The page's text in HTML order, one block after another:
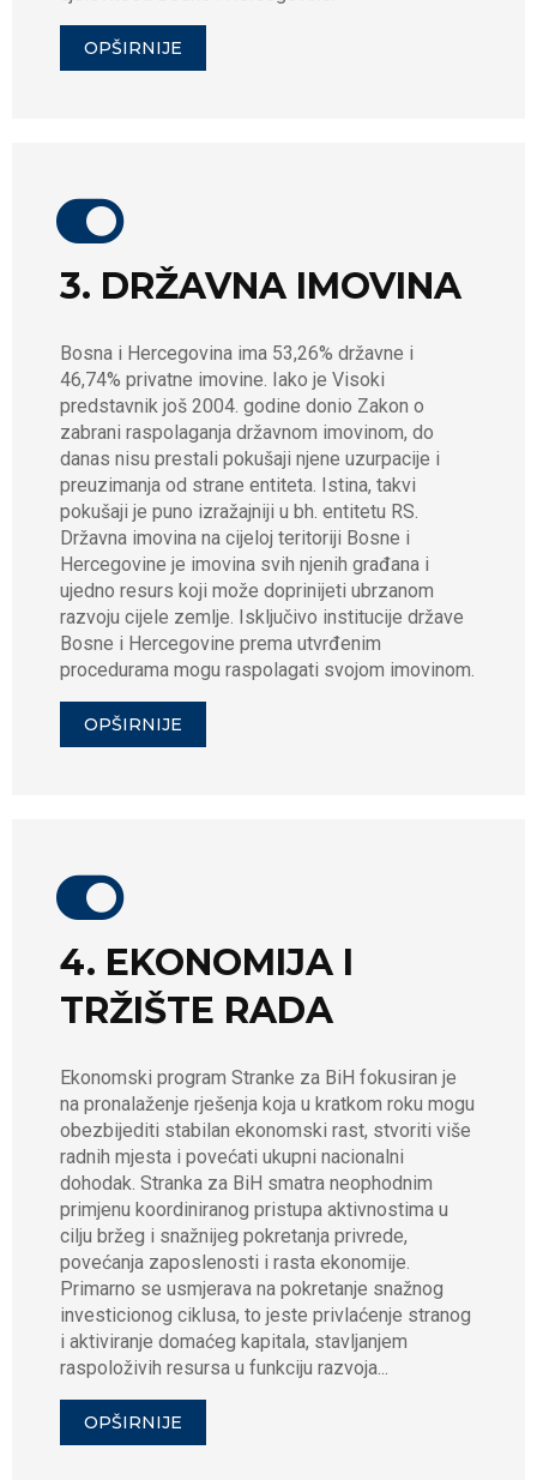
OPŠIRNIJE
3. DRŽAVNA IMOVINA
Bosna i Hercegovina ima 53,26% državne i
46,74% privatne imovine. Iako je Visoki
predstavnik još 2004. godine donio Zakon o
zabrani raspolaganja državnom imovinom, do
danas nisu prestali pokušaji njene uzurpacije i
preuzimanja od strane entiteta. Istina, takvi
pokušaji je puno izražajniji u bh. entitetu RS.
Državna imovina na cijeloj teritoriji Bosne i
Hercegovine je imovina svih njenih građana i
ujedno resurs koji može doprinijeti ubrzanom
razvoju cijele zemlje. Isključivo institucije države
Bosne i Hercegovine prema utvrđenim
procedurama mogu raspolagati svojom imovinom.
OPŠIRNIJE
4. EKONOMIJA I
TRŽIŠTE RADA
Ekonomski program Stranke za BiH fokusiran je
na pronalaženje rješenja koja u kratkom roku mogu
obezbijediti stabilan ekonomski rast, stvoriti više
radnih mjesta i povećati ukupni nacionalni
dohodak. Stranka za BiH smatra neophodnim
primjenu koordiniranog pristupa aktivnostima u
cilju bržeg i snažnijeg pokretanja privrede,
povećanja zaposlenosti i rasta ekonomije.
Primarno se usmjerava na pokretanje snažnog
investicionog ciklusa, to jeste privlaćenje stranog
i aktiviranje domaćeg kapitala, stavljanjem
raspoloživih resursa u funkciju razvoja...
OPŠIRNIJE